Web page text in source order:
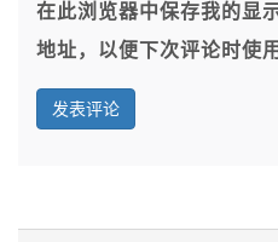
在此浏览器中保存我的显
地址，以便下次评论时使用